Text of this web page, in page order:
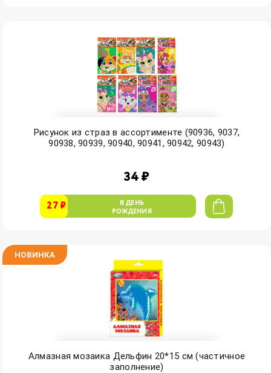
Рисунок из страз в ассортименте (90936, 9037,
90938, 90939, 90940, 90941, 90942, 90943)
34 ₽
27 ₽
В ДЕНЬ
РОЖДЕНИЯ
НОВИНКА
Алмазная мозаика Дельфин 20*15 см (частичное
заполнение)